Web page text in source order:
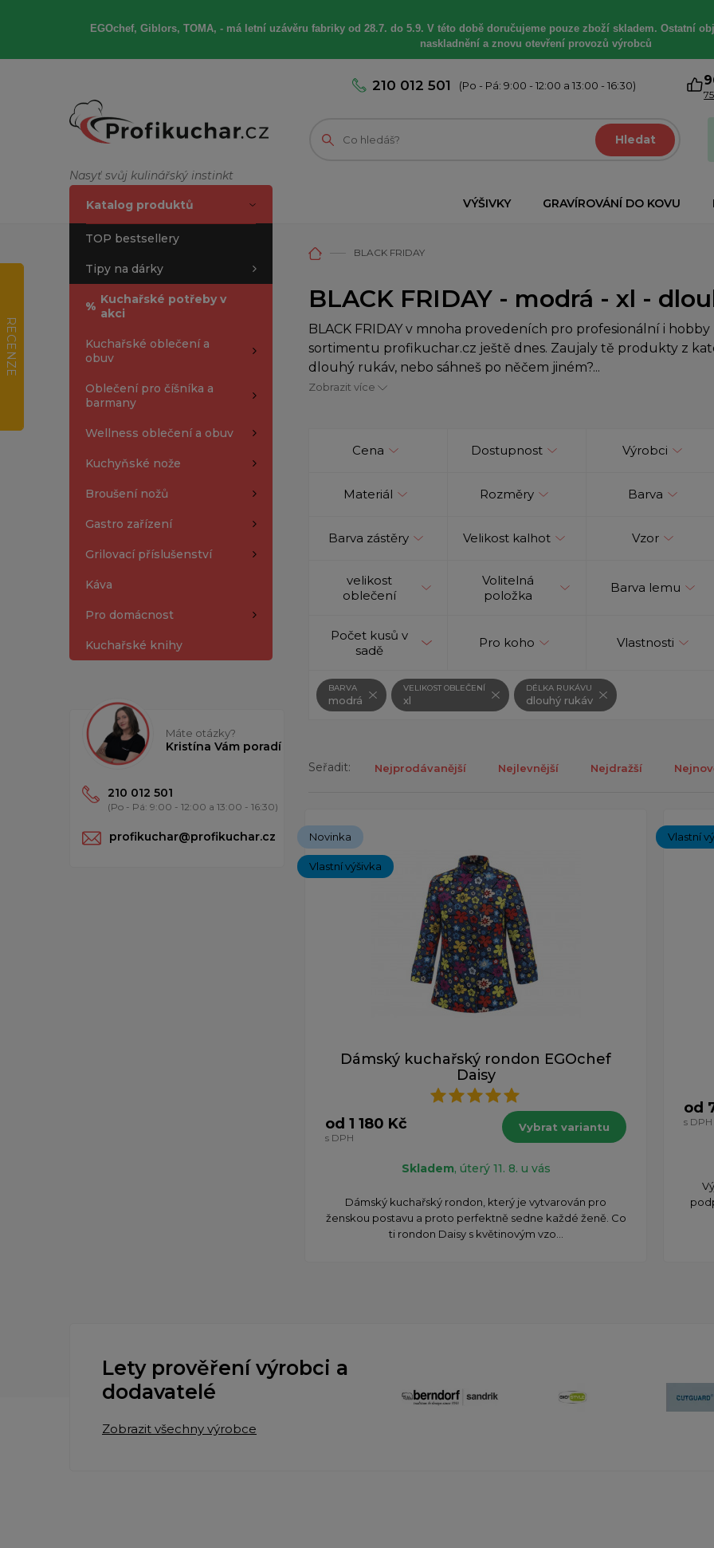
EGOchef, Giblors, TOMA, -má letní uzávěru fabriky od 28.7. do 5.9. V této době doručujeme pouze zboží skladem. Ostatní
naskladnění a znovu otevření provozů výrobců
Nasyť svůj kulinářský instinkt
210 012 501 (Po - Pá: 9:00 - 12:00 a 13:00 - 16:30)
Hledat
VÝŠIVKY GRAVÍROVÁNÍ DO KOVU
Katalog produktů
TOP bestsellery
Tipy na dárky
% Kuchařské potřeby v
akci
Kuchařské oblečení a
obuv
Oblečení pro číšníka a
barmany
Wellness oblečení a obuv
Kuchyňské nože
Broušení nožů
Gastro zařízení
Grilovací příslušenství
Káva
Pro domácnost
Kuchařské knihy
Máte otázky?
Kristína Vám poradí
210 012 501
(Po - Pá: 9:00 - 12:00 a 13:00 - 16:30)
profikuchar@profikuchar.cz
BLACK FRIDAY
BLACK FRIDAY - modrá - xl -
BLACK FRIDAY v mnoha provedeních pro profesionální i
sortimentu profikuchar.cz ještě dnes. Zaujaly tě produkty z
dlouhý rukáv, nebo sáhneš po něčem jiném?...
Zobrazit více
Cena Dostupnost Výrobci
Materiál Rozměry Barva
Barva zástěry Velikost kalhot Vzor
velikost
oblečení
Volitelná
položka
Barva lemu
Počet kusů v
sadě
Pro koho Vlastnosti
BARVA
modrá
VELIKOST OBLEČENÍ
xl
DÉLKA RUKÁVU
dlouhý rukáv
Seřadit: Nejprodávanější Nejlevnější Nejdražší
Novinka
Vlastní výšivka
Dámský kuchařský rondon EGOchef
Daisy
od 1 180 Kč
s DPH
Vybrat variantu
Skladem, úterý 11. 8. u vás
Dámský kuchařský rondon, který je vytvarován pro
ženskou postavu a proto perfektně sedne každé ženě. Co
ti rondon Daisy s květinovým vzo...
Vlastní
od
s DPH
Lety prověření výrobci a
dodavatelé
Zobrazit všechny výrobce
RECENZE